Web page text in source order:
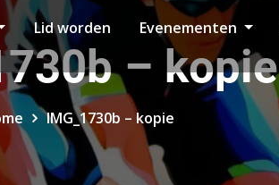
Lid worden Evenementen
– kopie
IMG_1730b – kopie